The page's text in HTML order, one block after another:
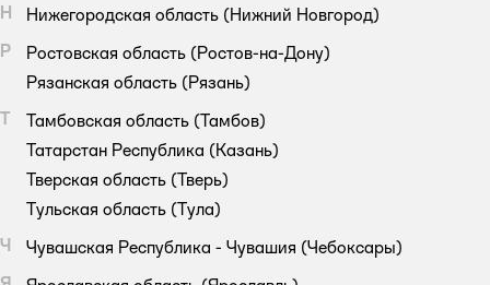
Н
Нижегородская область (Нижний Новгород)
Р
Ростовская область (Ростов-на-Дону)
Рязанская область (Рязань)
Т
Тамбовская область (Тамбов)
Татарстан Республика (Казань)
Тверская область (Тверь)
Тульская область (Тула)
Ч
Чувашская Республика - Чувашия (Чебоксары)